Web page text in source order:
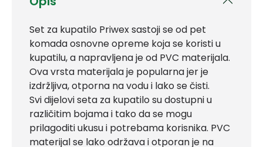
Set za kupatilo Priwex sastoji se od pet
komada osnovne opreme koja se koristi u
kupatilu, a napravljena je od PVC materijala.
Ova vrsta materijala je popularna jer je
izdržljiva, otporna na vodu i lako se čisti.
Svi dijelovi seta za kupatilo su dostupni u
različitim bojama i tako da se mogu
prilagoditi ukusu i potrebama korisnika. PVC
materijal se lako održava i otporan je na